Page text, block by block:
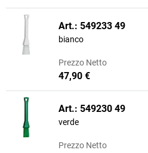
Art.: 549233 49
bianco
Prezzo Netto
47,90 €
Art.: 549230 49
verde
Prezzo Netto